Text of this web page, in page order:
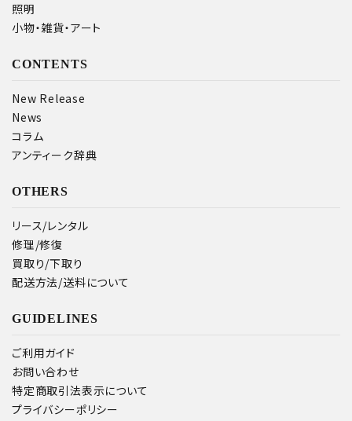
照明
小物・雑貨・アート
CONTENTS
New Release
News
コラム
アンティーク辞典
OTHERS
リース/レンタル
修理/修復
買取り/下取り
配送方法/送料について
GUIDELINES
ご利用ガイド
お問い合わせ
特定商取引法表示について
プライバシーポリシー